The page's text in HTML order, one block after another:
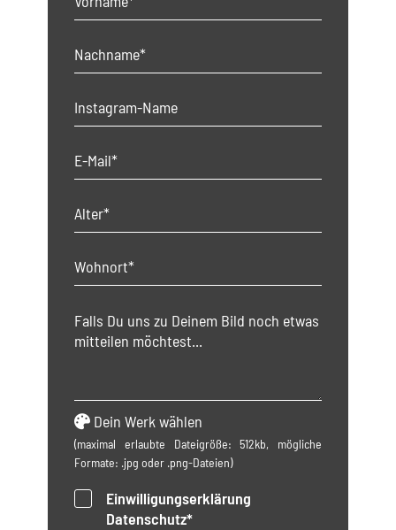
Dein Werk wählen
(maximal erlaubte Dateigröße: 512kb, mögliche
Formate: .jpg oder .png-Dateien)
Einwilligungserklärung
Datenschutz*